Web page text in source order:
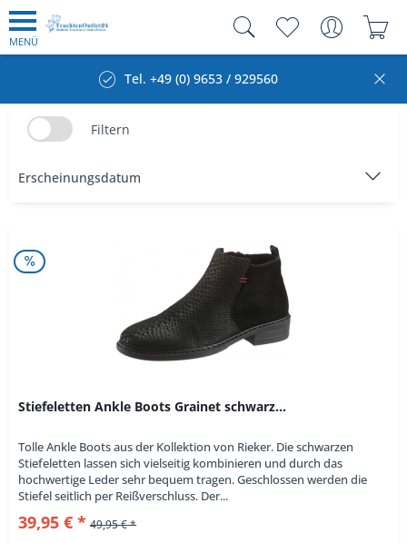
MENÜ
Tel. +49 (0) 9653 / 929560
Filtern
Stiefeletten Ankle Boots Grainet schwarz...
Tolle Ankle Boots aus der Kollektion von Rieker. Die schwarzen
Stiefeletten lassen sich vielseitig kombinieren und durch das
hochwertige Leder sehr bequem tragen. Geschlossen werden die
Stiefel seitlich per Reißverschluss. Der...
39,95 € * 49,95 € *